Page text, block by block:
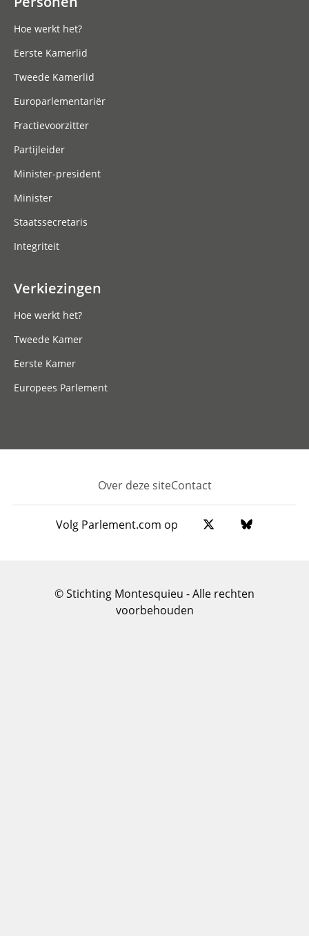
Hoe werkt het?
Eerste Kamerlid
Tweede Kamerlid
Europarlementariër
Fractievoorzitter
Partijleider
Minister-president
Minister
Staatssecretaris
Integriteit
Verkiezingen
Hoe werkt het?
Tweede Kamer
Eerste Kamer
Europees Parlement
Footer
Over deze siteContact
Volg Parlement.com op
© Stichting Montesquieu - Alle rechten
voorbehouden